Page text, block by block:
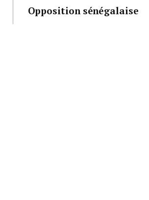
Opposition sénégalaise